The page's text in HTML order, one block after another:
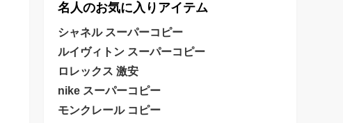
名人のお気に入りアイテム
シャネル スーパーコピー
ルイヴィトン スーパーコピー
ロレックス 激安
nike スーパーコピー
モンクレール コピー